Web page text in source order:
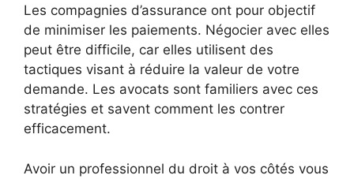
Les compagnies d’assurance ont pour objectif
de minimiser les paiements. Négocier avec elles
peut être difficile, car elles utilisent des
tactiques visant à réduire la valeur de votre
demande. Les avocats sont familiers avec ces
stratégies et savent comment les contrer
efficacement.
Avoir un professionnel du droit à vos côtés vous